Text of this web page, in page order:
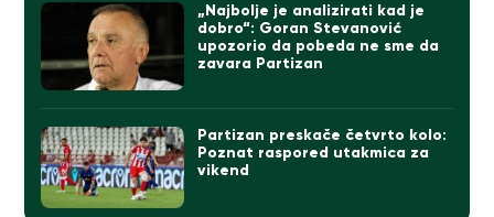
„Najbolje je analizirati kad je
dobro“: Goran Stevanović
upozorio da pobeda ne sme da
zavara Partizan
Partizan preskače četvrto kolo:
Poznat raspored utakmica za
vikend